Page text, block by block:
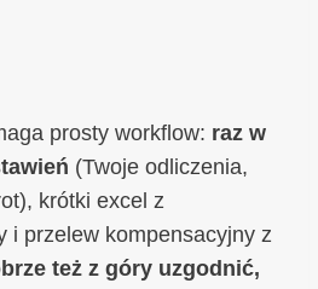
prosty workflow: raz w
(Twoje odliczenia,
krótki excel z
i przelew kompensacyjny z
też z góry uzgodnić,